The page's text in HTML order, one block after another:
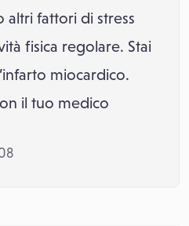
altri fattori di stress
fisica regolare. Stai
miocardico.
il tuo medico